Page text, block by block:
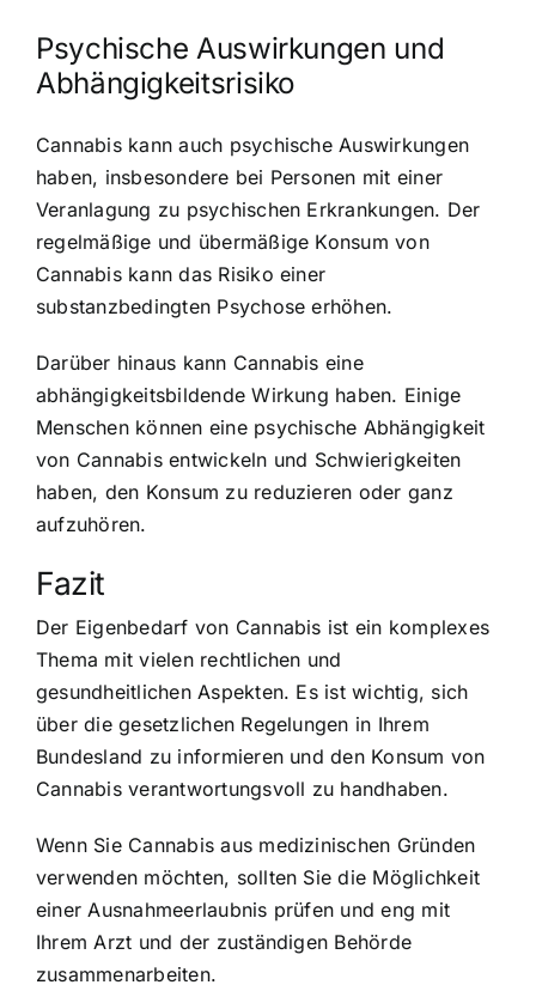
Psychische Auswirkungen und
Abhängigkeitsrisiko
Cannabis kann auch psychische Auswirkungen
haben, insbesondere bei Personen mit einer
Veranlagung zu psychischen Erkrankungen. Der
regelmäßige und übermäßige Konsum von
Cannabis kann das Risiko einer
substanzbedingten Psychose erhöhen.
Darüber hinaus kann Cannabis eine
abhängigkeitsbildende Wirkung haben. Einige
Menschen können eine psychische Abhängigkeit
von Cannabis entwickeln und Schwierigkeiten
haben, den Konsum zu reduzieren oder ganz
aufzuhören.
Fazit
Der Eigenbedarf von Cannabis ist ein komplexes
Thema mit vielen rechtlichen und
gesundheitlichen Aspekten. Es ist wichtig, sich
über die gesetzlichen Regelungen in Ihrem
Bundesland zu informieren und den Konsum von
Cannabis verantwortungsvoll zu handhaben.
Wenn Sie Cannabis aus medizinischen Gründen
verwenden möchten, sollten Sie die Möglichkeit
einer Ausnahmeerlaubnis prüfen und eng mit
Ihrem Arzt und der zuständigen Behörde
zusammenarbeiten.